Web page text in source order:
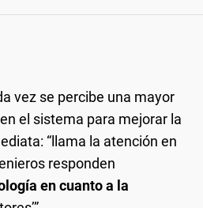
vez se percibe una mayor
el sistema para mejorar la
“llama la atención en
responden
en cuanto a la